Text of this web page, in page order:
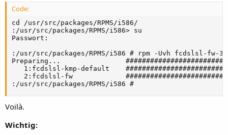
Code:
cd /usr/src/packages/RPMS/i586/
:/usr/src/packages/RPMS/i586> su
Passwort:
:/usr/src/packages/RPMS/i586 # rpm -Uvh fcdslsl-fw-
Preparing...
1:fcdslsl-kmp-default
2:fcdslsl-fw
:/usr/src/packages/RPMS/i586 #
Voilà.
Wichtig: